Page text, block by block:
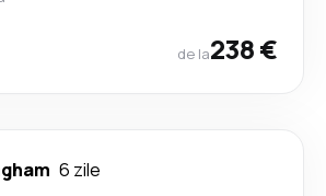
de la238 €
6 zile